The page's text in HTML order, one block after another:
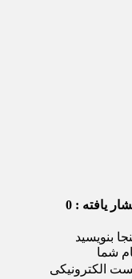
یافته : 0
بنویسید
شما
الکترونیکی